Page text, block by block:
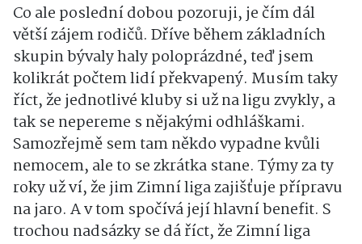
Co ale poslední dobou pozoruji, je čím dál
větší zájem rodičů. Dříve během základních
skupin bývaly haly poloprázdné, teď jsem
kolikrát počtem lidí překvapený. Musím taky
říct, že jednotlivé kluby si už na ligu zvykly, a
tak se nepereme s nějakými odhláškami.
Samozřejmě sem tam někdo vypadne kvůli
nemocem, ale to se zkrátka stane. Týmy za ty
roky už ví, že jim Zimní liga zajišťuje přípravu
na jaro. A v tom spočívá její hlavní benefit. S
trochou nadsázky se dá říct, že Zimní liga